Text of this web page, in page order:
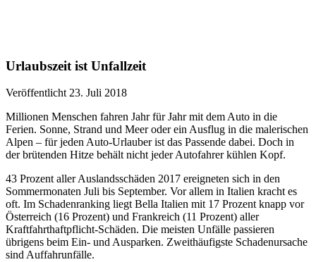
Urlaubszeit ist Unfallzeit
Veröffentlicht 23. Juli 2018
Millionen Menschen fahren Jahr für Jahr mit dem Auto in die
Ferien. Sonne, Strand und Meer oder ein Ausflug in die malerischen
Alpen – für jeden Auto-Urlauber ist das Passende dabei. Doch in
der brütenden Hitze behält nicht jeder Autofahrer kühlen Kopf.
43 Prozent aller Auslandsschäden 2017 ereigneten sich in den
Sommermonaten Juli bis September. Vor allem in Italien kracht es
oft. Im Schadenranking liegt Bella Italien mit 17 Prozent knapp vor
Österreich (16 Prozent) und Frankreich (11 Prozent) aller
Kraftfahrthaftpflicht-Schäden. Die meisten Unfälle passieren
übrigens beim Ein- und Ausparken. Zweithäufigste Schadenursache
sind Auffahrunfälle.